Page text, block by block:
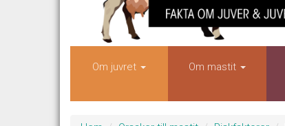
Om juvret Om mastit